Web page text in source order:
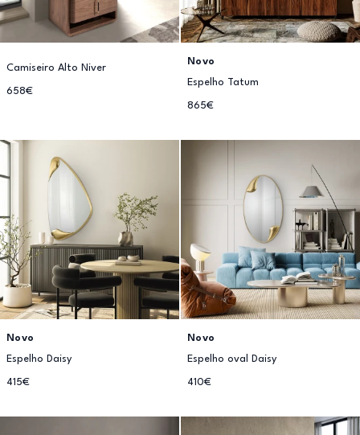
Camiseiro Alto Niver
658€
Novo
Espelho Tatum
865€
Novo
Espelho Daisy
415€
Novo
Espelho oval Daisy
410€